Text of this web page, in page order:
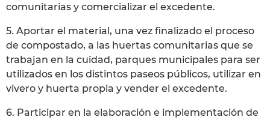
comunitarias y comercializar el excedente.
5. Aportar el material, una vez finalizado el proceso
de compostado, a las huertas comunitarias que se
trabajan en la cuidad, parques municipales para ser
utilizados en los distintos paseos públicos, utilizar en
vivero y huerta propia y vender el excedente.
6. Participar en la elaboración e implementación de